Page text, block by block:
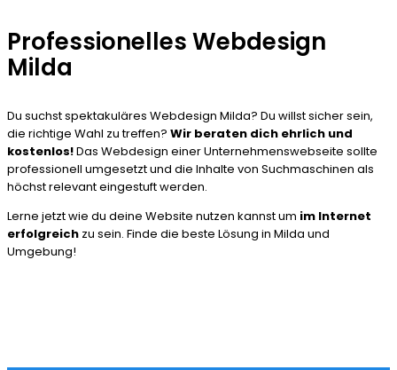
Professionelles Webdesign
Milda
Du suchst spektakuläres Webdesign Milda? Du willst sicher sein,
die richtige Wahl zu treffen? Wir beraten dich ehrlich und
kostenlos!Das Webdesign einer Unternehmenswebseite sollte
professionell umgesetzt und die Inhalte von Suchmaschinen als
höchst relevant eingestuft werden.
Lerne jetzt wie du deine Website nutzen kannst um im Internet
erfolgreich zu sein. Finde die beste Lösung in Milda und
Umgebung!